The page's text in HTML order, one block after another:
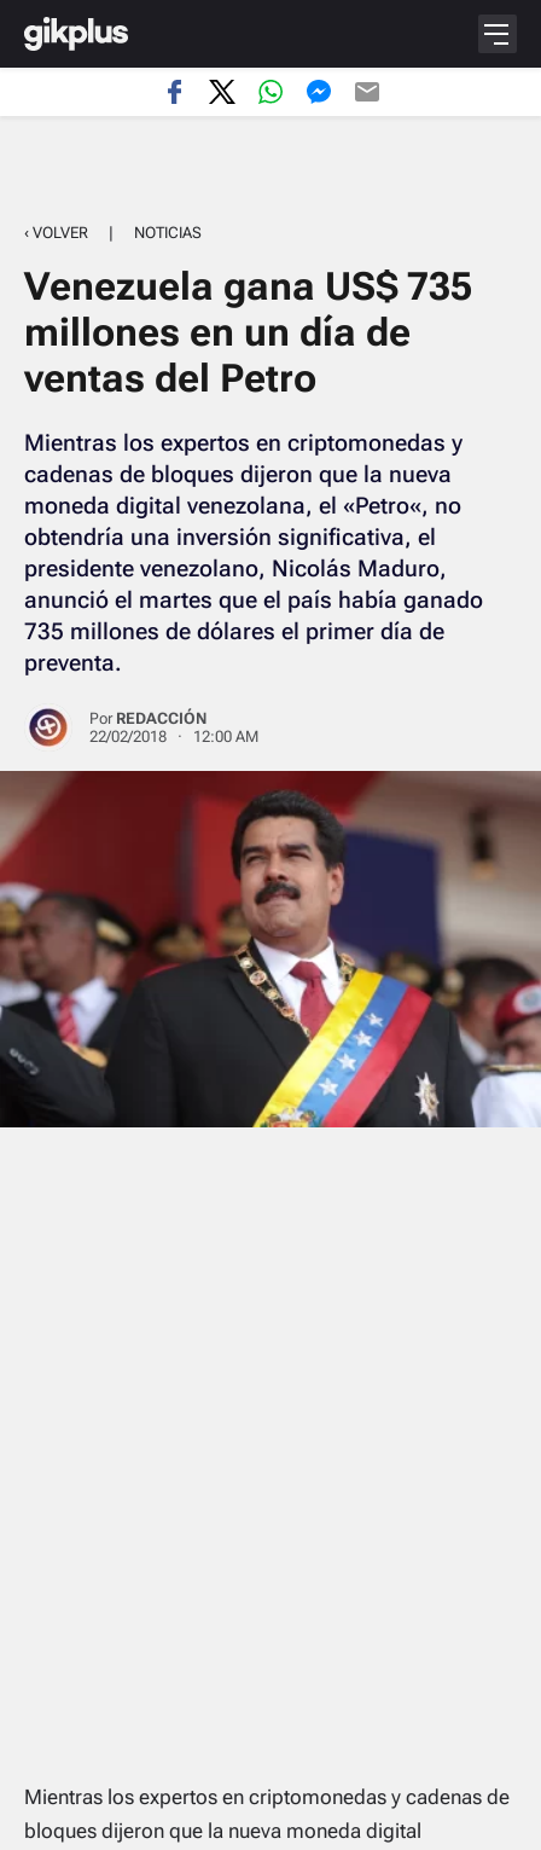
‹ VOLVER | NOTICIAS
Venezuela gana US$ 735
millones en un día de
ventas del Petro
Mientras los expertos en criptomonedas y
cadenas de bloques dijeron que la nueva
moneda digital venezolana, el «Petro«, no
obtendría una inversión significativa, el
presidente venezolano, Nicolás Maduro,
anunció el martes que el país había ganado
735 millones de dólares el primer día de
preventa.
Por REDACCIÓN
22/02/2018 · 12:00 AM
Mientras los expertos en criptomonedas y cadenas de
bloques dijeron que la nueva moneda digital